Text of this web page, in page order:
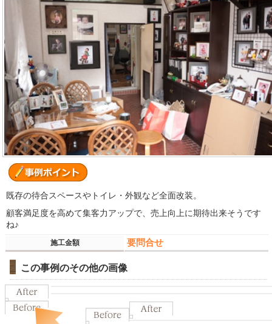
既存の待合スペースやトイレ・外観など全面改装。
顧客満足度を高めて集客力アップで、売上向上に期待出来そうです
ね♪
施工金額 要問合せ
この事例のその他の画像